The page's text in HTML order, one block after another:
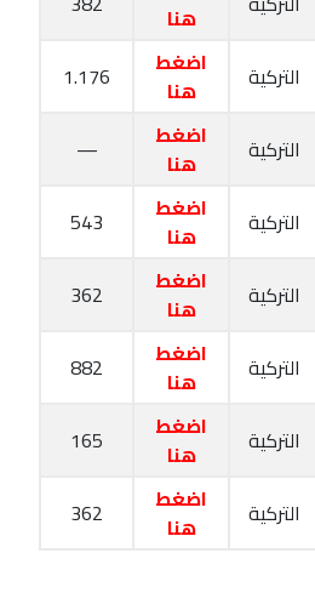
هنا
التركية
اضغط
هنا
1.176
التركية
اضغط
هنا
—
التركية
اضغط
هنا
543
التركية
اضغط
هنا
362
التركية
اضغط
هنا
882
التركية
اضغط
هنا
165
التركية
اضغط
هنا
362